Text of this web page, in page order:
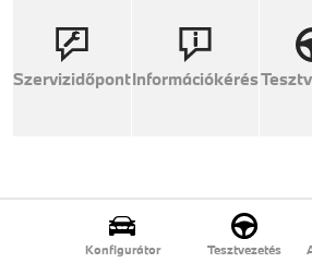
SzervizidőpontInformációkérés
Konfigurátor Tesztvezetés